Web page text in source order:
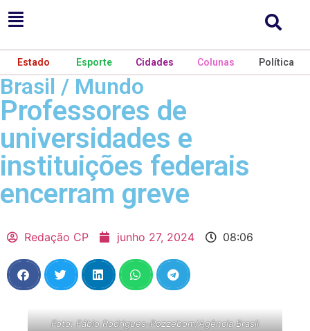
Estado Esporte Cidades Colunas Política
Brasil / Mundo
Professores de
universidades e
instituições federais
encerram greve
Redação CP junho 27, 2024 08:06
Foto: Fábio Rodrigues-Pozzebom/Agência Brasil